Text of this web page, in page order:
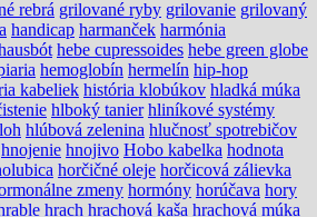
rebrá grilované ryby grilovanie grilovaný
handicap harmanček harmónia
hebe cupressoides hebe green globe
hemoglobín hermelín hip-hop
kabeliek história klobúkov hladká múka
hlboký tanier hliníkové systémy
hlúbová zelenina hlučnosť spotrebičov
hnojenie hnojivo Hobo kabelka hodnota
horčičné oleje horčicová zálievka
zmeny hormóny horúčava hory
hrach hrachová kaša hrachová múka